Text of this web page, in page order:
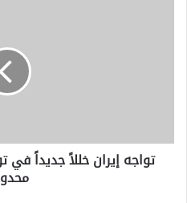
خياراتها
محدودة
تواجه إيران خللاً جديداً في